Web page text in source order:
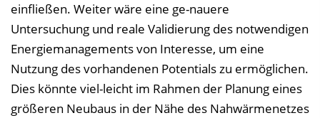
einfließen. Weiter wäre eine ge-nauere
Untersuchung und reale Validierung des notwendigen
Energiemanagements von Interesse, um eine
Nutzung des vorhandenen Potentials zu ermöglichen.
Dies könnte viel-leicht im Rahmen der Planung eines
größeren Neubaus in der Nähe des Nahwärmenetzes